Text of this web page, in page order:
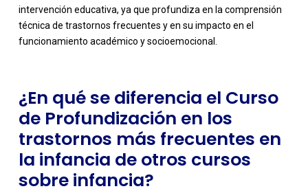
intervención educativa, ya que profundiza en la comprensión
técnica de trastornos frecuentes y en su impacto en el
funcionamiento académico y socioemocional.
¿En qué se diferencia el Curso
de Profundización en los
trastornos más frecuentes en
la infancia de otros cursos
sobre infancia?